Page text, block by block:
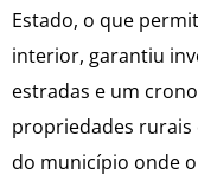
Estado, o que
interior, garantiu
estradas e um
propriedades rurais
do município onde